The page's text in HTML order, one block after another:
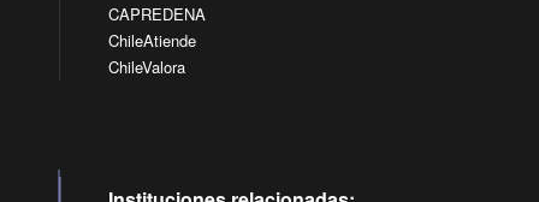
CAPREDENA
ChileAtiende
ChileValora